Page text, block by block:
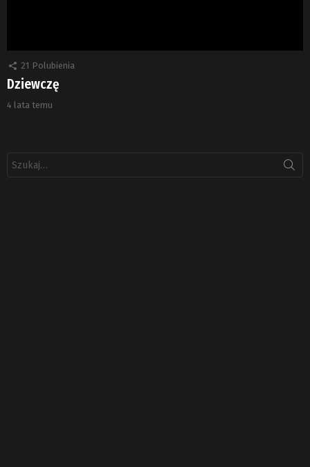
21 Polubienia
Dziewczę
4 lata temu